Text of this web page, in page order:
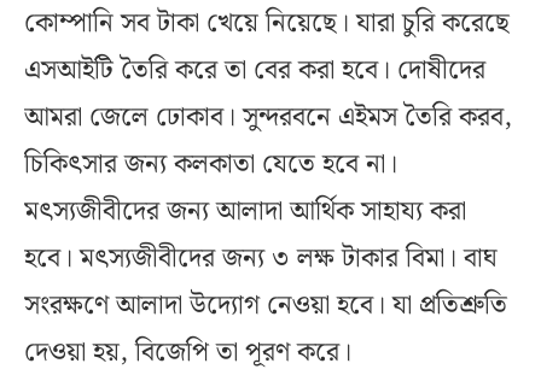
কোম্পানি সব টাকা খেয়ে নিয়েছে। যারা চুরি করেছে
এসআইটি তৈরি করে তা বের করা হবে। দোষীদের
আমরা জেলে ঢোকাব। সুন্দরবনে এইমস তৈরি করব,
চিকিৎসার জন্য কলকাতা যেতে হবে না।
মৎস্যজীবীদের জন্য আলাদা আর্থিক সাহায্য করা
হবে। মৎস্যজীবীদের জন্য ৩ লক্ষ টাকার বিমা। বাঘ
সংরক্ষণে আলাদা উদ্যোগ নেওয়া হবে। যা প্রতিশ্রুতি
দেওয়া হয়, বিজেপি তা পূরণ করে।